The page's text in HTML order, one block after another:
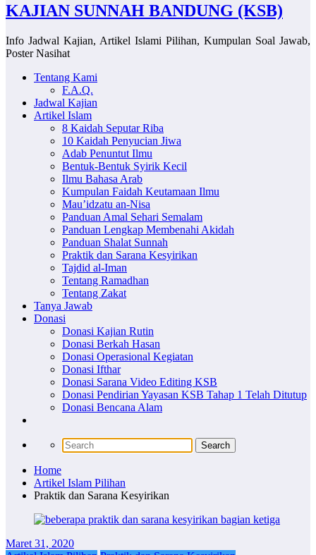
KAJIAN SUNNAH BANDUNG (KSB)
Info Jadwal Kajian, Artikel Islami Pilihan, Kumpulan Soal Jawab,
Poster Nasihat
Tentang Kami
F.A.Q.
Jadwal Kajian
Artikel Islam
8 Kaidah Seputar Riba
10 Kaidah Penyucian Jiwa
Adab Penuntut Ilmu
Bentuk-Bentuk Syirik Kecil
Ilmu Bahasa Arab
Kumpulan Faidah Keutamaan Ilmu
Mau’idzatu an-Nisa
Panduan Amal Sehari Semalam
Panduan Lengkap Membenahi Akidah
Panduan Shalat Sunnah
Praktik dan Sarana Kesyirikan
Tajdid al-Iman
Tentang Ramadhan
Tentang Zakat
Tanya Jawab
Donasi
Donasi Kajian Rutin
Donasi Berkah Hasan
Donasi Operasional Kegiatan
Donasi Ifthar
Donasi Sarana Video Editing KSB
Donasi Pendirian Yayasan KSB Tahap 1 Telah Ditutup
Donasi Bencana Alam
Home
Artikel Islam Pilihan
Praktik dan Sarana Kesyirikan
Maret 31, 2020